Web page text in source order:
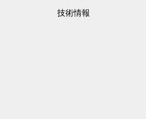
技術情報